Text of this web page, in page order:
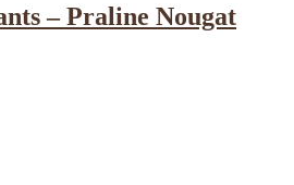
– Praline Nougat